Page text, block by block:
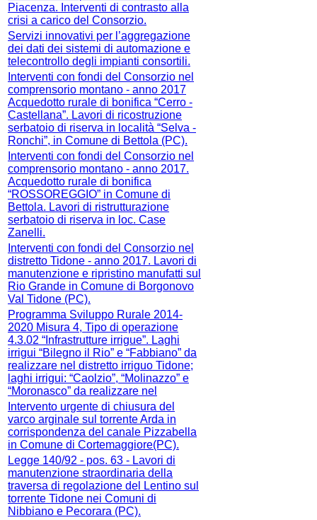
Piacenza. Interventi di contrasto alla
crisi a carico del Consorzio.
Servizi innovativi per l’aggregazione
dei dati dei sistemi di automazione e
telecontrollo degli impianti consortili.
Interventi con fondi del Consorzio nel
comprensorio montano - anno 2017
Acquedotto rurale di bonifica “Cerro -
Castellana”. Lavori di ricostruzione
serbatoio di riserva in località “Selva -
Ronchi”, in Comune di Bettola (PC).
Interventi con fondi del Consorzio nel
comprensorio montano - anno 2017.
Acquedotto rurale di bonifica
“ROSSOREGGIO” in Comune di
Bettola. Lavori di ristrutturazione
serbatoio di riserva in loc. Case
Zanelli.
Interventi con fondi del Consorzio nel
distretto Tidone - anno 2017. Lavori di
manutenzione e ripristino manufatti sul
Rio Grande in Comune di Borgonovo
Val Tidone (PC).
Programma Sviluppo Rurale 2014-
2020 Misura 4, Tipo di operazione
4.3.02 “Infrastrutture irrigue”. Laghi
irrigui “Bilegno il Rio” e “Fabbiano” da
realizzare nel distretto irriguo Tidone;
laghi irrigui: “Caolzio”, “Molinazzo” e
“Moronasco” da realizzare nel
Intervento urgente di chiusura del
varco arginale sul torrente Arda in
corrispondenza del canale Pizzabella
in Comune di Cortemaggiore(PC).
Legge 140/92 - pos. 63 - Lavori di
manutenzione straordinaria della
traversa di regolazione del Lentino sul
torrente Tidone nei Comuni di
Nibbiano e Pecorara (PC).